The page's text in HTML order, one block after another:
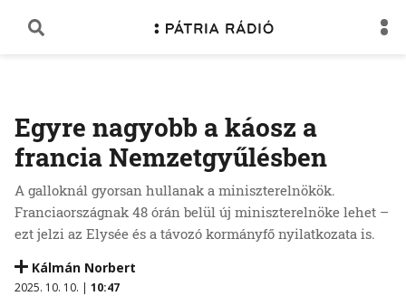
Egyre nagyobb a káosz a
francia Nemzetgyűlésben
A galloknál gyorsan hullanak a miniszterelnökök.
Franciaországnak 48 órán belül új miniszterelnöke lehet –
ezt jelzi az Elysée és a távozó kormányfő nyilatkozata is.
Kálmán Norbert
2025. 10. 10. | 10:47